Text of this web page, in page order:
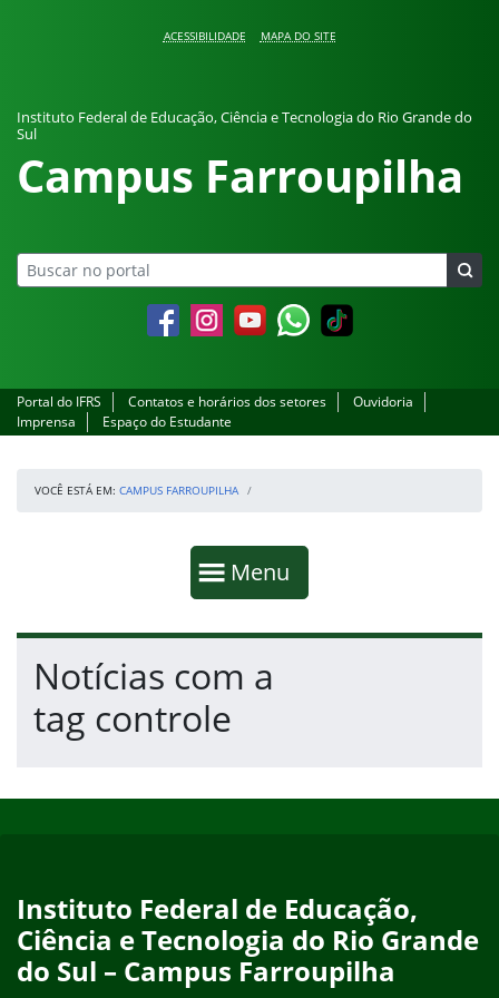
ACESSIBILIDADE MAPA DO SITE
Instituto Federal de Educação, Ciência e Tecnologia do Rio Grande do
Sul
Campus Farroupilha
FacebookInstagramYouTubeWhatsapp
Portal do IFRS Contatos e horários dos setores
Ouvidoria
Imprensa
Espaço do Estudante
VOCÊ ESTÁ EM: CAMPUS FARROUPILHA
Mostrar
Menu
Fim da navegação
Início do conteúdo
Notícias com a
tag controle
Instituto Federal de Educação,
Ciência e Tecnologia do Rio Grande
do Sul – Campus Farroupilha